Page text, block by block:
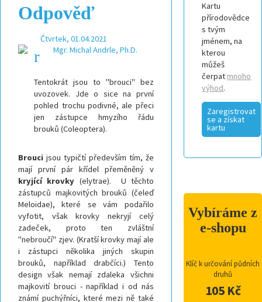
Odpověď
Čtvrtek, 01.04.2021
Mgr. Michal Andrle, Ph.D.
Tentokrát jsou to "brouci" bez
uvozovek. Jde o sice na první
pohled trochu podivné, ale přeci
jen zástupce hmyzího řádu
brouků (Coleoptera).
Brouci jsou typičtí především tím, že
mají první pár křídel přeměněný v
kryjící krovky (elytrae).
U těchto
zástupců majkovitých brouků (čeleď
Meloidae), které se vám podařilo
vyfotit, však krovky nekryjí celý
zadeček, proto ten zvláštní
"nebroučí" zjev. (Kratší krovky mají ale
i zástupci několika jiných skupin
brouků, například drabčíci.) Tento
design však nemají zdaleka všichni
majkovití brouci - například i od nás
známí puchýřníci, které mezi ně také
Kartu
přírodovědce
s tvým
jménem, na
kterou
můžeš
čerpat mnoho
výhod.
Zaregistrovat
se a získat
kartu
Vybíráme z
e-shopu
Klíč k určování půdních
druhů
105 Kč